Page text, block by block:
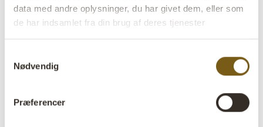
data med andre oplysninger, du har givet dem, eller som
de har indsamlet fra din brug af deres tjenester
Nødvendig
Præferencer
Varenr: M16710
Colli: 10 Stk
Farve: